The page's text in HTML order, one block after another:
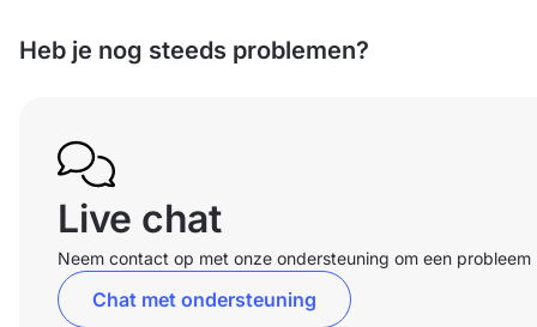
Heb je nog steeds problemen?
Live chat
Neem contact op met onze ondersteuning om een probleem
Chat met ondersteuning